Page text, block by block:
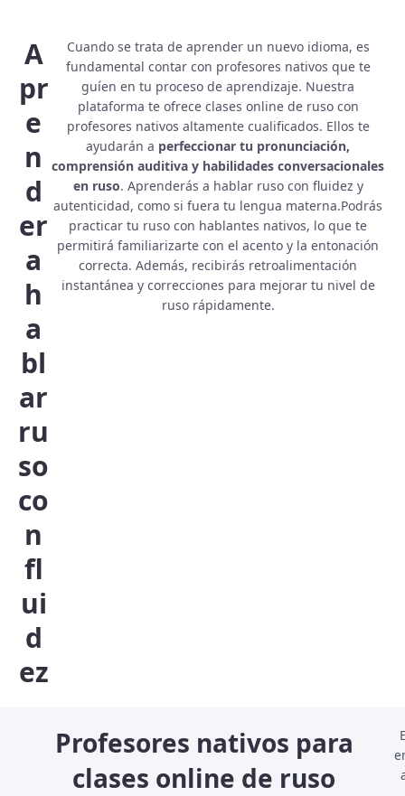
A
pr
e
n
d
er
a
h
a
bl
ar
ru
so
co
n
fl
ui
d
ez
Cuando se trata de aprender un nuevo idioma, es
fundamental contar con profesores nativos que te
guíen en tu proceso de aprendizaje. Nuestra
plataforma te ofrece clases online de ruso con
profesores nativos altamente cualificados. Ellos te
ayudarán a perfeccionar tu pronunciación,
comprensión auditiva y habilidades conversacionales
en ruso. Aprenderás a hablar ruso con fluidez y
autenticidad, como si fuera tu lengua materna.Podrás
practicar tu ruso con hablantes nativos, lo que te
permitirá familiarizarte con el acento y la entonación
correcta. Además, recibirás retroalimentación
instantánea y correcciones para mejorar tu nivel de
ruso rápidamente.
Profesores nativos para
clases online de ruso